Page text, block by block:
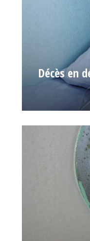
Décès en